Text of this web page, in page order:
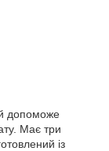
допоможе
Має три
із